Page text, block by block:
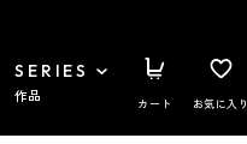
SERIES
作品 カート お気に入り